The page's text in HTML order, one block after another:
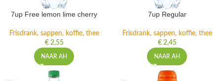
7up Free lemon lime cherry
Frisdrank, sappen, koffie, thee
€2,55
NAAR AH
7up Regular
Frisdrank, sappen, koffie, thee
€2,45
NAAR AH